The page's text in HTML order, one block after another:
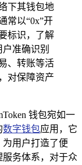
下其钱包地
常以“0x”开
标识，了解
准确识别
、转账等活
对保障资产
钱包宛如一
数字钱包应用，它
用户打造了便
务体系，对于众